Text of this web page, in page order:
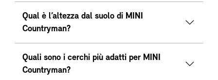
Qual è l’altezza dal suolo di MINI
Countryman?
Quali sono i cerchi più adatti per MINI
Countryman?